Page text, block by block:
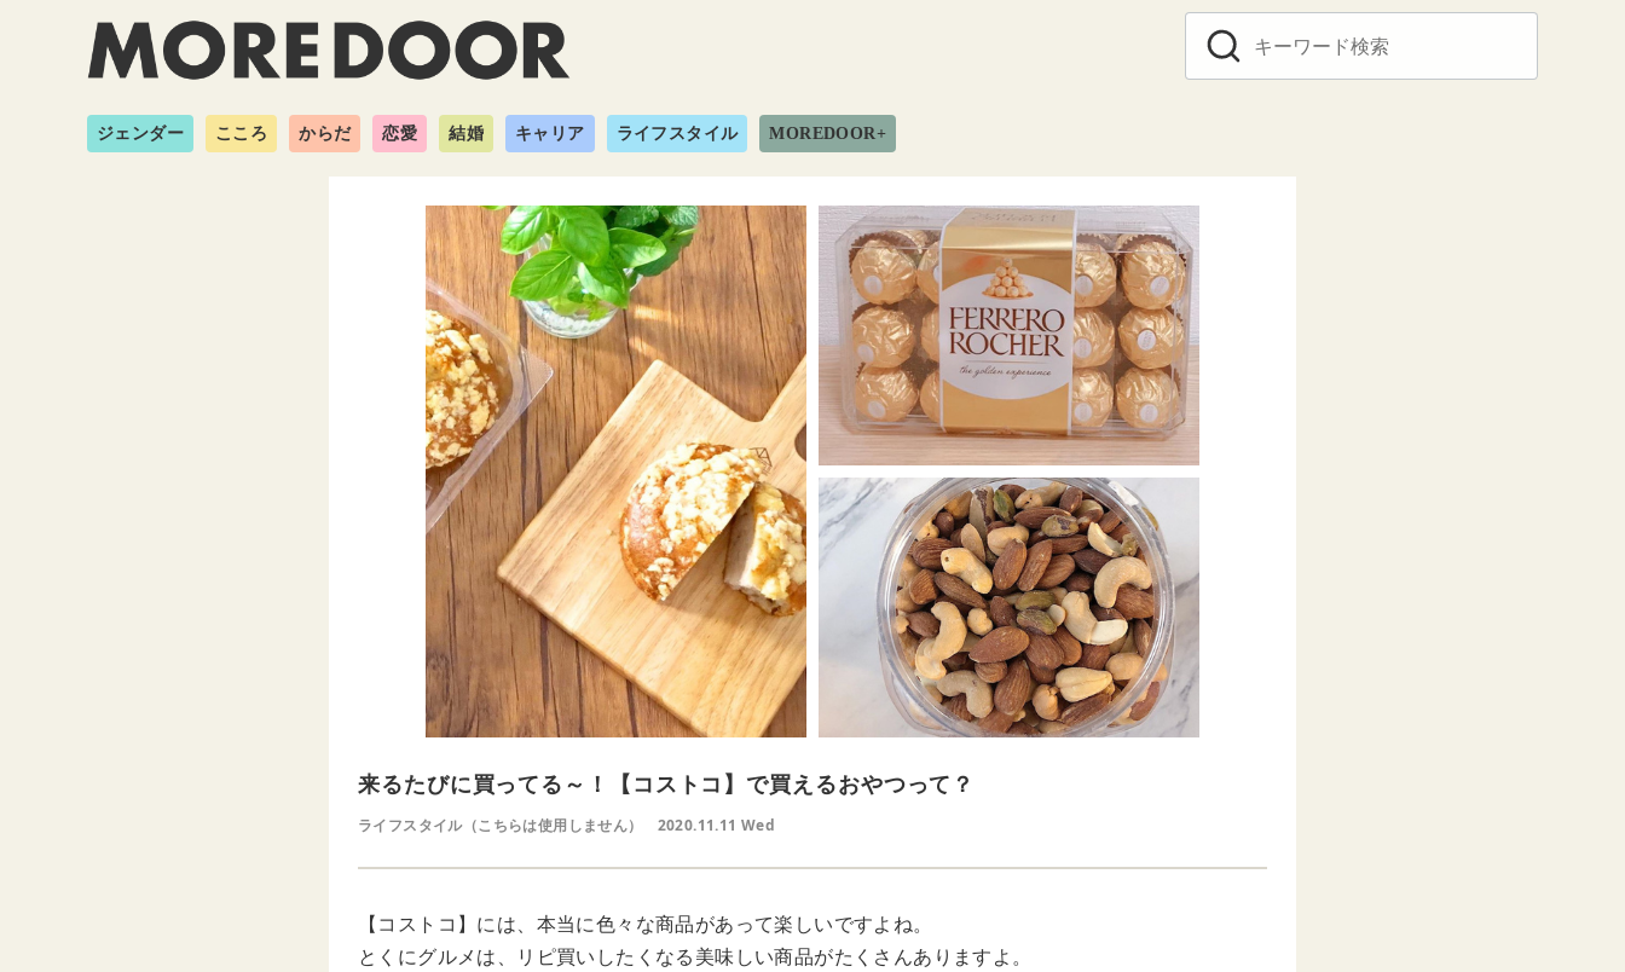
ジェンダー こころ からだ 恋愛 結婚 キャリア ライフスタイル MOREDOOR+
来るたびに買ってる～！【コストコ】で買えるおやつって？
ライフスタイル（こちらは使用しません） 2020.11.11 Wed
【コストコ】には、本当に色々な商品があって楽しいですよね。
とくにグルメは、リピ買いしたくなる美味しい商品がたくさんありますよ。